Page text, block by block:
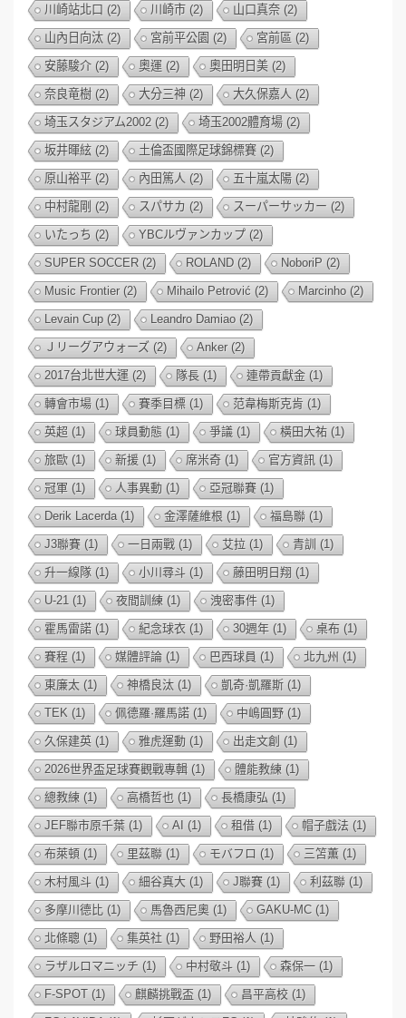
川崎站北口 (2) 川崎市 (2) 山口真奈 (2)
山內日向汰 (2) 宮前平公園 (2) 宮前區 (2)
安藤駿介 (2) 奧運 (2) 奧田明日美 (2)
奈良竜樹 (2) 大分三神 (2) 大久保嘉人 (2)
埼玉スタジアム2002 (2) 埼玉2002體育場 (2)
坂井暉絃 (2) 土倫盃國際足球錦標賽 (2)
原山裕平 (2) 內田篤人 (2) 五十嵐太陽 (2)
中村龍剛 (2) スパサカ (2) スーパーサッカー (2)
いたっち (2) YBCルヴァンカップ (2)
SUPER SOCCER (2) ROLAND (2) NoboriP (2)
Music Frontier(2) Mihailo Petrović (2) Marcinho (2)
Levain Cup (2) Leandro Damiao (2)
Ｊリーグアウォーズ (2) Anker(2)
2017台北世大運 (2) 隊長 (1) 連帶貢獻金 (1)
轉會市場 (1) 賽季目標 (1) 范韋梅斯克肯 (1)
英超 (1) 球員動態 (1) 爭議 (1) 橫田大祐 (1)
旅歐 (1) 新援 (1) 席米奇 (1) 官方資訊 (1)
冠軍 (1) 人事異動 (1) 亞冠聯賽 (1)
Derik Lacerda (1) 金澤薩維根 (1) 福島聯 (1)
J3聯賽 (1) 一日兩戰 (1) 艾拉 (1) 青訓 (1)
升一線隊 (1) 小川尋斗 (1) 藤田明日翔 (1)
U-21 (1) 夜間訓練 (1) 洩密事件 (1)
霍馬雷諾 (1) 紀念球衣 (1) 30週年 (1) 桌布 (1)
賽程 (1) 媒體評論 (1) 巴西球員 (1) 北九州 (1)
東廉太 (1) 神橋良汰 (1) 凱奇·凱羅斯 (1)
TEK (1) 佩德羅·羅馬諾 (1) 中嶋圓野 (1)
久保建英 (1) 雅虎運動 (1) 出走文創 (1)
2026世界盃足球賽觀戰專輯 (1) 體能教練 (1)
總教練 (1) 高橋哲也 (1) 長橋康弘 (1)
JEF聯市原千葉 (1) AI (1) 租借 (1) 帽子戲法 (1)
布萊頓 (1) 里茲聯 (1) モバフロ (1) 三笘薫 (1)
木村風斗 (1) 細谷真大 (1) J聯賽 (1) 利茲聯 (1)
多摩川德比 (1) 馬魯西尼奧 (1) GAKU-MC (1)
北條聰 (1) 集英社 (1) 野田裕人 (1)
ラザルロマニッチ (1) 中村敬斗 (1) 森保一 (1)
F-SPOT (1) 麒麟挑戰盃 (1) 昌平高校 (1)